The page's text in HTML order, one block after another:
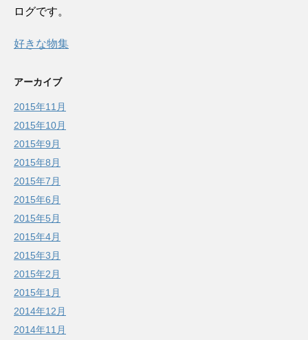
ログです。
好きな物集
アーカイブ
2015年11月
2015年10月
2015年9月
2015年8月
2015年7月
2015年6月
2015年5月
2015年4月
2015年3月
2015年2月
2015年1月
2014年12月
2014年11月